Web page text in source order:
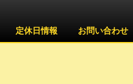
定休日情報 お問い合わせ